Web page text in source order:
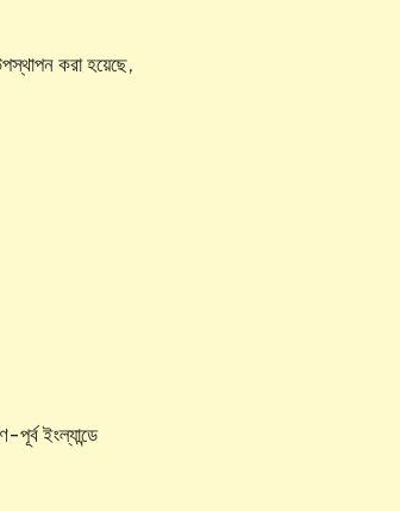
করা হয়েছে,
ইংল্যান্ডে